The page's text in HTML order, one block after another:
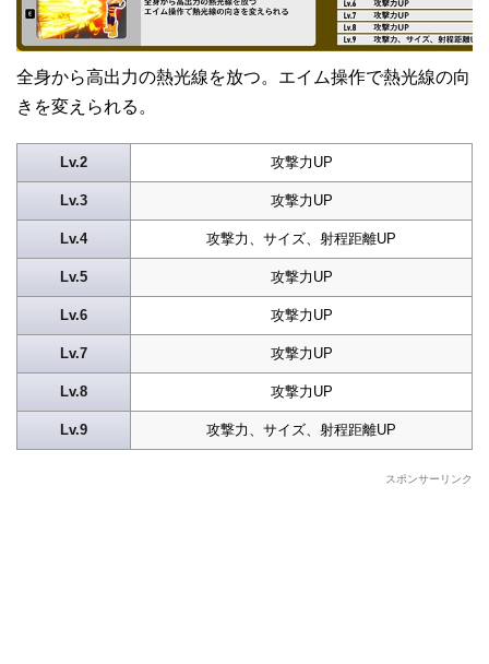
全身から高出力の熱光線を放つ。エイム操作で熱光線の向
きを変えられる。
Lv.2 攻撃力UP
Lv.3 攻撃力UP
Lv.4 攻撃力、サイズ、射程距離UP
Lv.5 攻撃力UP
Lv.6 攻撃力UP
Lv.7 攻撃力UP
Lv.8 攻撃力UP
Lv.9 攻撃力、サイズ、射程距離UP
スポンサーリンク